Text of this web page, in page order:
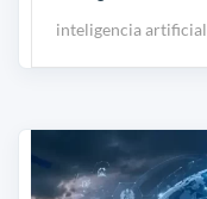
inteligencia artificial